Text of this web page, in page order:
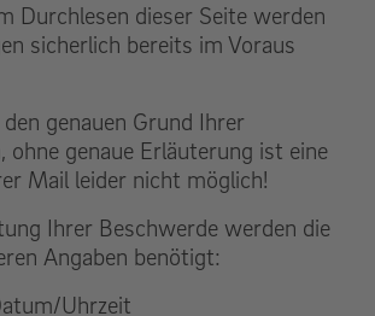
Durchlesen dieser Seite werden
sicherlich bereits im Voraus
genauen Grund Ihrer
ohne genaue Erläuterung ist eine
Mail leider nicht möglich!
Ihrer Beschwerde werden die
Angaben benötigt:
Uhrzeit